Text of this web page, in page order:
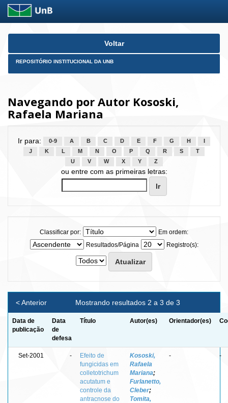
Skip
Voltar
REPOSITÓRIO INSTITUCIONAL DA UNB
Navegando por Autor Kososki,
Rafaela Mariana
Ir para: 0-9 A B C D E F G H
J
K L M N O P Q R S
T
U
V W X Y Z
ou entre com as primeiras letras:
Classificar por:
Em ordem:
Resultados/Página
Registro(s):
Mostrando resultados 2 a 3 de 3
< Anterior
Data de
publicação
Data
de
defesa
Título Autor(es) Orientador(es)
Set-2001 -
Efeito de
fungicidas em
colletotrichum
acutatum e
controle da
antracnose do
Kososki,
Rafaela
Mariana;
Furlanetto,
Cleber;
Tomita,
- -